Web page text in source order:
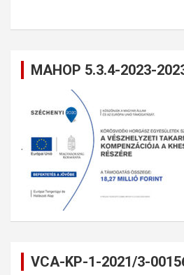
MAHOP 5.3.4-2023-
VCA-KP-1-2021/3-